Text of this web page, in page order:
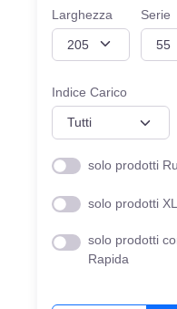
Larghezza Serie
Indice Carico
solo prodotti
solo prodotti
solo prodotti
Rapida